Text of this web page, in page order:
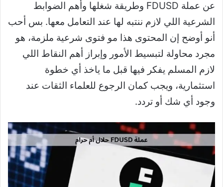
عن عملة FDUSD وطريقة شغلها وأهم الضوابط
الشرعية اللي لازم ننتبه لها عند التعامل معها. بس أحب
أنو أوضح إن المحتوى هذا مو فتوى شرعية ملزمة، هو
مجرد محاولة لتبسيط الأمور وإبراز أهم النقاط اللي
لازم المسلم يفكر فيها قبل ما ياخذ أي خطوة
استثمارية، ويجب كمان الرجوع للعلماء الثقات عند
وجود أي شك أو تردد.